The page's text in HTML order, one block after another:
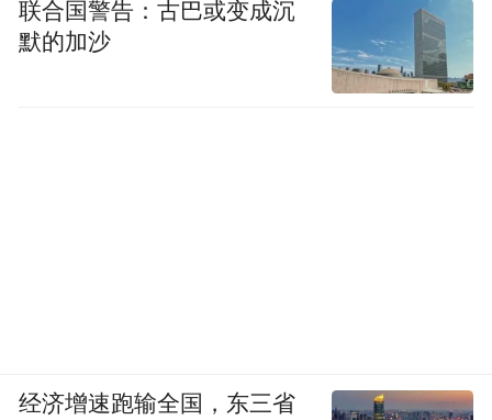
联合国警告：古巴或变成沉
默的加沙
经济增速跑输全国，东三省